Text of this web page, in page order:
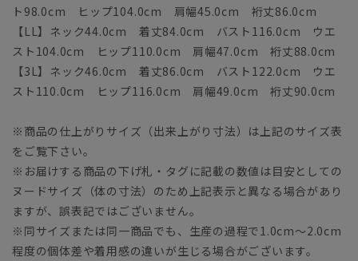
ト98.0cm ヒップ104.0cm 肩幅45.0cm 裄丈86.0cm
【LL】ネック44.0cm 着丈84.0cm バスト116.0cm ウエ
スト104.0cm ヒップ110.0cm 肩幅47.0cm 裄丈88.0cm
【3L】ネック46.0cm 着丈86.0cm バスト122.0cm ウエ
スト110.0cm ヒップ116.0cm 肩幅49.0cm 裄丈90.0cm
※商品の仕上がりサイズ（出来上がり寸法）は上記のサイズ表
をご覧下さい。
※お届けする商品の下げ札・タグに記載の数値は目安としての
ヌードサイズ（体の寸法）のため上記表示と異なる場合があり
ますが、誤表記ではございません。
※同サイズまたは同一商品でも、生産の過程で1.0cm～2.0cm
程度の個体差や着用感の違いが生じる場合がございます。